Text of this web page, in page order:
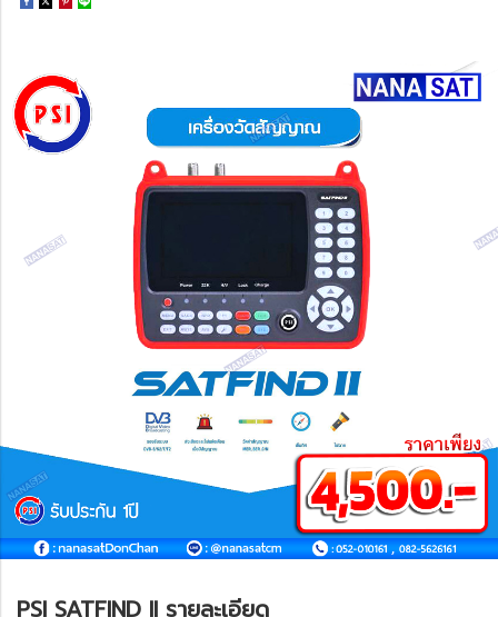
PSI SATFIND II รายละเอียด